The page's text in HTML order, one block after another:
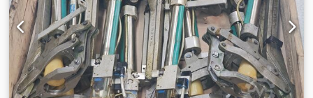
aceite. Crodpfjrzuwmsx Alcef Dimensiones LxAxA: aprox.
1.450x750x1.150 mm Peso: aprox. 600 kg Año de
construcción: 2009 Estado: En buen estado de uso.